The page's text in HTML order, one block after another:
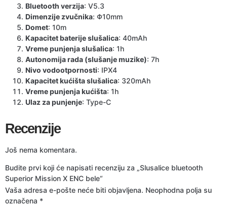
Bluetooth verzija: V5.3
Dimenzije zvučnika: Φ10mm
Domet: 10m
Kapacitet baterije slušalica: 40mAh
Vreme punjenja slušalica: 1h
Autonomija rada (slušanje muzike): 7h
Nivo vodootpornosti: IPX4
Kapacitet kućišta slušalica: 320mAh
Vreme punjenja kućišta: 1h
Ulaz za punjenje: Type-C
Recenzije
Još nema komentara.
Budite prvi koji će napisati recenziju za „Slusalice bluetooth
Superior Mission X ENC bele“
Vaša adresa e-pošte neće biti objavljena. Neophodna polja su
označena *